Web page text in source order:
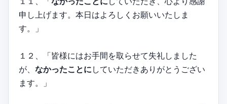
申し上げます。本日はよろしくお願いいたしま
す。」
１２、「皆様にはお手間を取らせて失礼しました
が、 なかったことに していただきありがとうござい
ます。」